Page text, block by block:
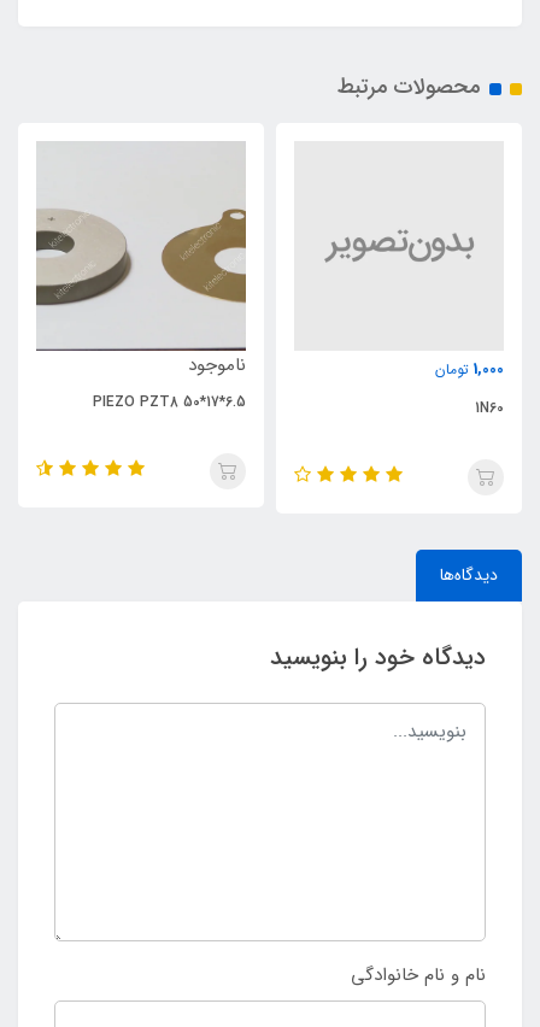
محصولات مرتبط
PIEZO PZT8 50*17*6.5
NCE65TF099T
دیدگاه‌ها
دیدگاه خود را بنویسید
نام و نام خانوادگی